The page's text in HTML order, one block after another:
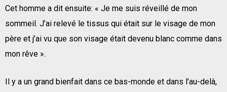
Cet homme a dit ensuite: « Je me suis réveillé de mon
sommeil. J’ai relevé le tissus qui était sur le visage de mon
père et j’ai vu que son visage était devenu blanc comme dans
mon rêve ».
Il y a un grand bienfait dans ce bas-monde et dans l’au-delà,